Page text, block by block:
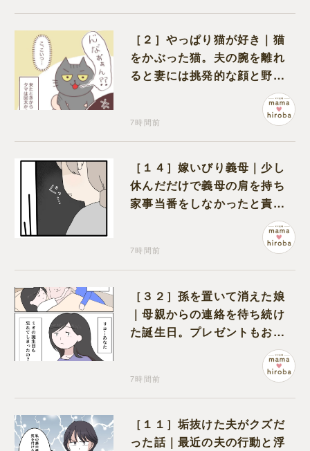
［２］やっぱり猫が好き｜猫
をかぶった猫。夫の腕を離れ
ると妻には挑発的な顔と野太
7時間前
［１４］嫁いびり義母｜少し
休んだだけで義母の肩を持ち
家事当番をしなかったと責め
7時間前
［３２］孫を置いて消えた娘
｜母親からの連絡を待ち続け
た誕生日。プレゼントもお祝
7時間前
［１１］垢抜けた夫がクズだ
った話｜最近の夫の行動と浮